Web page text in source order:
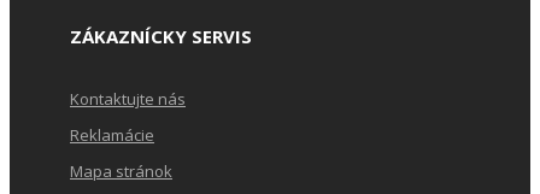
ZÁKAZNÍCKY SERVIS
Kontaktujte nás
Reklamácie
Mapa stránok